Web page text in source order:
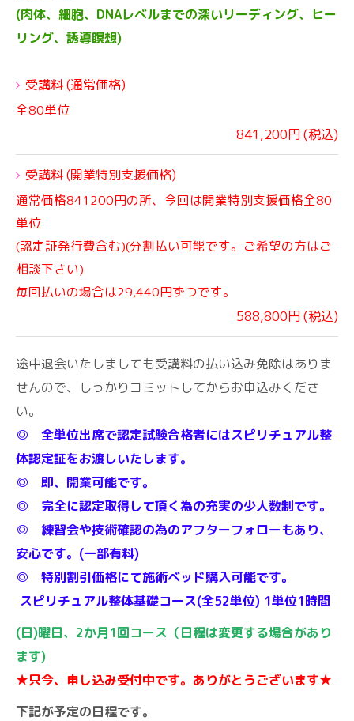
(肉体、細胞、DNAレベルまでの深いリーディング、ヒー
リング、誘導瞑想)
受講料 (通常価格)
全80単位
841,200円 (税込)
受講料 (開業特別支援価格)
通常価格841200円の所、今回は開業特別支援価格全80
単位
(認定証発行費含む)(分割払い可能です。ご希望の方はご
相談下さい)
毎回払いの場合は29,440円ずつです。
588,800円 (税込)
途中退会いたしましても受講料の払い込み免除はありま
せんので、しっかりコミットしてからお申込みくださ
い。
◎ 全単位出席で認定試験合格者にはスピリチュアル整
体認定証をお渡しいたします。
◎ 即、開業可能です。
◎ 完全に認定取得して頂く為の充実の少人数制です。
◎ 練習会や技術確認の為のアフターフォローもあり、
安心です。(一部有料)
◎ 特別割引価格にて施術ベッド購入可能です。
スピリチュアル整体基礎コース(全52単位) 1単位1時間
(日)曜日、2か月1回コース（日程は変更する場合があり
ます)
★只今、申し込み受付中です。ありがとうございます★
下記が予定の日程です。